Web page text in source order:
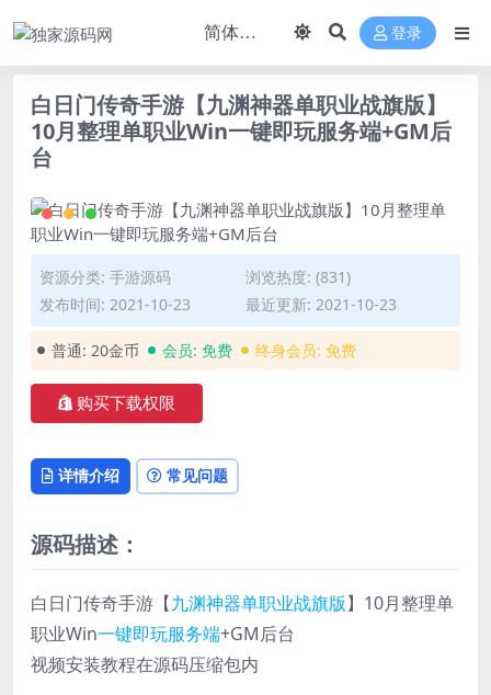
登录
白日门传奇手游【九渊神器单职业战旗版】
10月整理单职业Win一键即玩服务端+GM后
台
资源分类: 手游源码
浏览热度: (831)
发布时间: 2021-10-23
最近更新: 2021-10-23
普通: 20金币 会员: 免费 终身会员: 免费
购买下载权限
详情介绍 常见问题
源码描述：
白日门传奇手游【九渊神器单职业战旗版】10月整理单
职业Win一键即玩服务端+GM后台
视频安装教程在源码压缩包内